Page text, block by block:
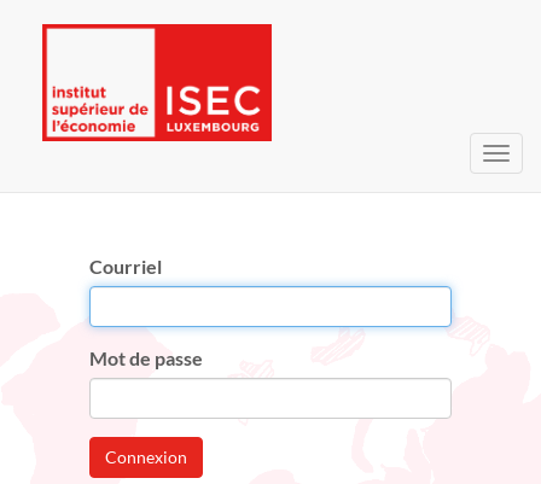
Courriel
Mot de passe
Connexion